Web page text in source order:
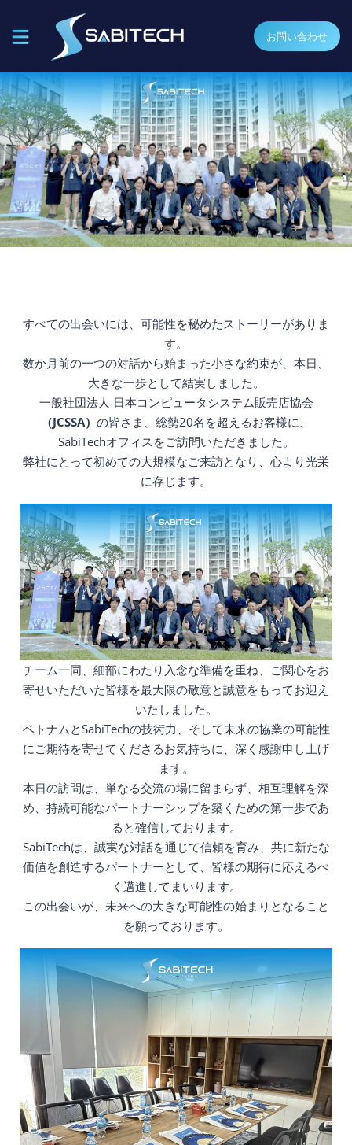
お問い合わせ
すべての出会いには、可能性を秘めたストーリーがありま
す。
数か月前の一つの対話から始まった小さな約束が、本日、
大きな一歩として結実しました。
一般社団法人 日本コンピュータシステム販売店協会
（JCSSA） の皆さま、総勢20名を超えるお客様に、
SabiTechオフィスをご訪問いただきました。
弊社にとって初めての大規模なご来訪となり、心より光栄
に存じます。
チーム一同、細部にわたり入念な準備を重ね、ご関心をお
寄せいただいた皆様を最大限の敬意と誠意をもってお迎え
いたしました。
ベトナムとSabiTechの技術力、そして未来の協業の可能性
にご期待を寄せてくださるお気持ちに、深く感謝申し上げ
ます。
本日の訪問は、単なる交流の場に留まらず、相互理解を深
め、持続可能なパートナーシップを築くための第一歩であ
ると確信しております。
SabiTechは、誠実な対話を通じて信頼を育み、共に新たな
価値を創造するパートナーとして、皆様の期待に応えるべ
く邁進してまいります。
この出会いが、未来への大きな可能性の始まりとなること
を願っております。